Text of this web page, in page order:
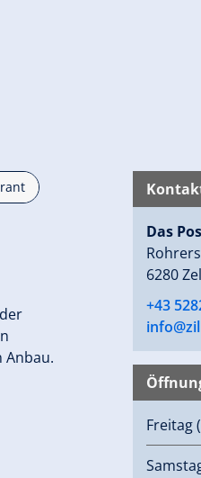
Anbau.
Das
6280
+43
Freitag